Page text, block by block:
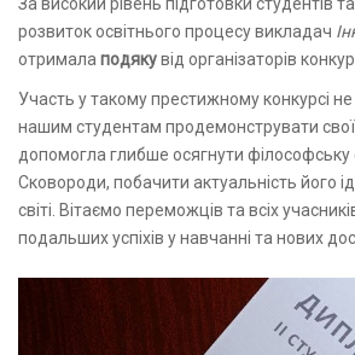
розвиток освітнього процесу викладач
отримала подякувід організаторів
Участь у такому престижному конкурсі
нашим студентам продемонструвати
допомогла глибше осягнути філософську
Сковороди, побачити актуальність його
світі. Вітаємо переможців та всіх
подальших успіхів у навчанні та нових